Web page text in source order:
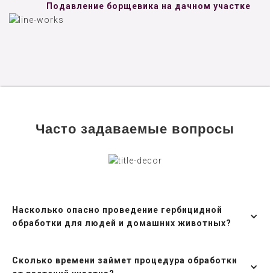
Подавление борщевика на дачном участке
Часто задаваемые вопросы
Насколько опасно проведение гербицидной
обработки для людей и домашних животных?
Сколько времени займет процедура обработки